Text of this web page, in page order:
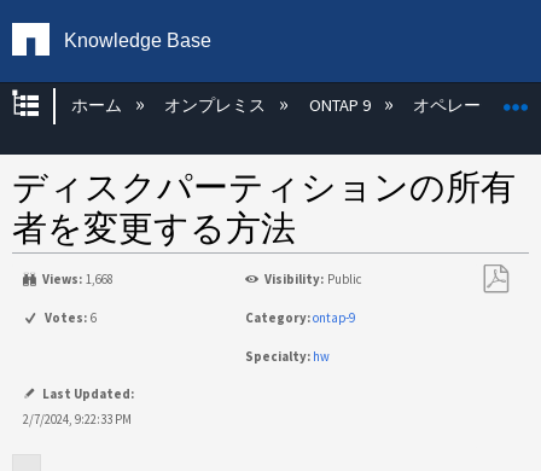
Knowledge Base
グローバル階層を展開/折りたたむ
ホーム オンプレミス ONTAP 9 オペレーティン
ディスクパーティションの所有
者を変更する方法
Views: 1,668 Visibility: Public
Votes: 6 Category:ontap-9
Specialty: hw
Last Updated:
2/7/2024, 9:22:33 PM